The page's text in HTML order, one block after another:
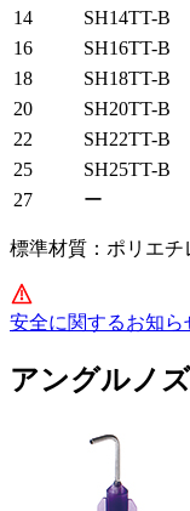
14
SH14TT-B
16
SH16TT-B
18
SH18TT-B
20
SH20TT-B
22
SH22TT-B
25
SH25TT-B
27
ー
標準材質：ポリエ
安全に関するお知ら
アングルノ